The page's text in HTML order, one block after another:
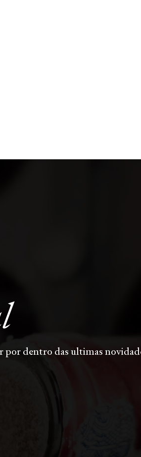
por dentro das ultimas